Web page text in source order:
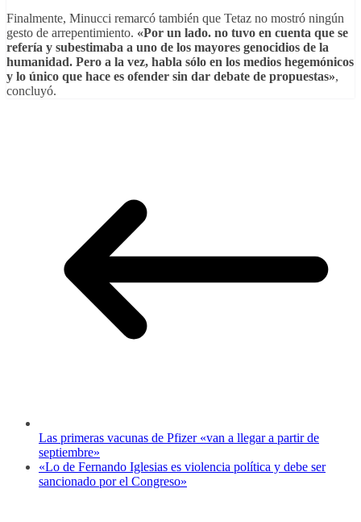
Finalmente, Minucci remarcó también que Tetaz no mostró ningún
gesto de arrepentimiento. «Por un lado. no tuvo en cuenta que se
refería y subestimaba a uno de los mayores genocidios de la
humanidad. Pero a la vez, habla sólo en los medios hegemónicos
y lo único que hace es ofender sin dar debate de propuestas»,
concluyó.
Las primeras vacunas de Pfizer «van a llegar a partir de
septiembre»
«Lo de Fernando Iglesias es violencia política y debe ser
sancionado por el Congreso»